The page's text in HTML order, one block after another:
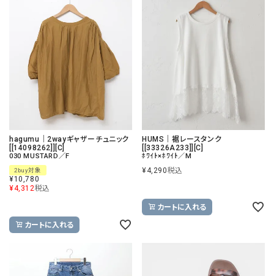
hagumu｜2wayギャザーチュニック
[[14098262]][C]
030 MUSTARD／F
2buy対象
¥10,780
¥4,312税込
カートに入れる
HUMS｜裾レースタンク
[[33326A233]][C]
ﾎﾜｲﾄ×ﾎﾜｲﾄ／M
¥4,290税込
カートに入れる